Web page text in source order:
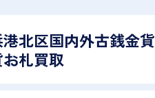
北区国内外古銭金貨
札買取